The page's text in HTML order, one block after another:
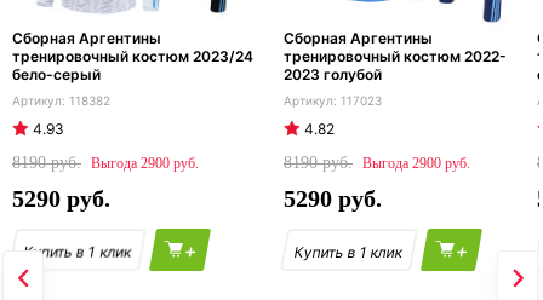
Сборная Аргентины
тренировочный костюм 2023/24
бело-серый
118382
4.93
8190
2900
5290
+
Сборная Аргентины
тренировочный костюм 2022-
2023 голубой
117023
4.82
8190
2900
5290
+